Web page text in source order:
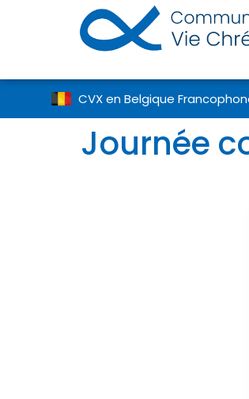
CVX en Belgique
Journée